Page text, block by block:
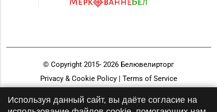
© Copyright 2015- 2026 Белювелирторг
Privacy & Cookie Policy | Terms of Service
Используя данный сайт, вы даёте согласие на